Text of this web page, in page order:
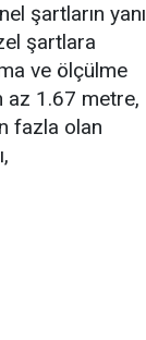
şartların yanı
şartlara
ve ölçülme
az 1.67 metre,
fazla olan